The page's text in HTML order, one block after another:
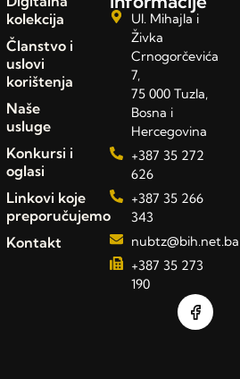
kolekcija
Članstvo i
uslovi
korištenja
Naše
usluge
Konkursi i
oglasi
Linkovi koje
preporučujemo
Kontakt
Ul. Mihajla i
Živka
Crnogorčevića
7,
75 000 Tuzla,
Bosna i
Hercegovina
+387 35 272
626
+387 35 266
343
nubtz@bih.net.ba
+387 35 273
190